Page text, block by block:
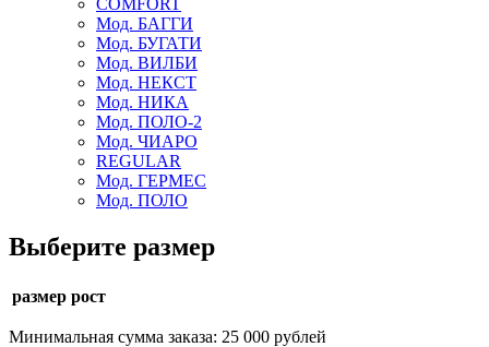
Мод. БАГГИ
Мод. БУГАТИ
Мод. ВИЛБИ
Мод. НЕКСТ
Мод. НИКА
Мод. ПОЛО-2
Мод. ЧИАРО
REGULAR
Мод. ГЕРМЕС
Мод. ПОЛО
Выберите размер
размер рост
Минимальная сумма заказа: 25 000 рублей